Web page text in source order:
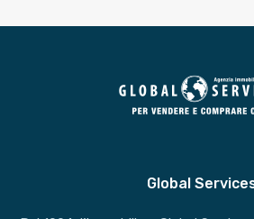
Global